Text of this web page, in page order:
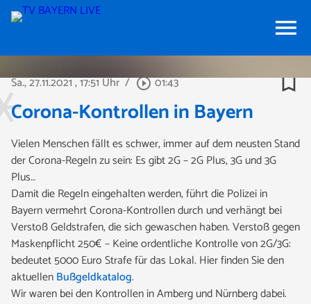
menu
Sa., 27.11.2021, 17:51 Uhr / play_circle_outline01:43 bookmark_border
Corona-Kontrollen in Bayern
Vielen Menschen fällt es schwer, immer auf dem neusten Stand
der Corona-Regeln zu sein: Es gibt 2G – 2G Plus, 3G und 3G
Plus…
Damit die Regeln eingehalten werden, führt die Polizei in
Bayern vermehrt Corona-Kontrollen durch und verhängt bei
Verstoß Geldstrafen, die sich gewaschen haben. Verstoß gegen
Maskenpflicht 250€ – Keine ordentliche Kontrolle von 2G/3G:
bedeutet 5000 Euro Strafe für das Lokal. Hier finden Sie den
aktuellenBußgeldkatalog.
Wir waren bei den Kontrollen in Amberg und Nürnberg dabei.